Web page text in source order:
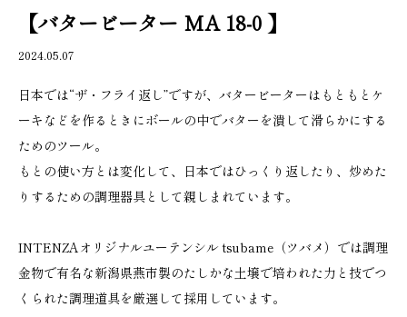
【バタービーター MA 18‐0 】
2024.05.07
日本では“ザ・フライ返し”ですが、バタービーターはもともとケ
ーキなどを作るときにボールの中でバターを潰して滑らかにする
ためのツール。
もとの使い方とは変化して、日本ではひっくり返したり、炒めた
りするための調理器具として親しまれています。
INTENZAオリジナルユーテンシル tsubame（ツバメ）では調理
金物で有名な新潟県燕市製のたしかな土壌で培われた力と技でつ
くられた調理道具を厳選して採用しています。